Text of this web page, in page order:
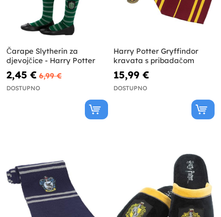
Čarape Slytherin za
djevojčice - Harry Potter
2,45 € 6,99 €
DOSTUPNO
Harry Potter Gryffindor
kravata s pribadačom
15,99 €
DOSTUPNO